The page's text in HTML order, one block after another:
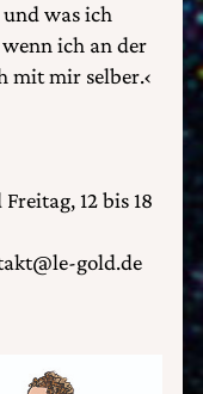
was ich
ich an der
mit mir selber.‹
12 bis 18
gold.de